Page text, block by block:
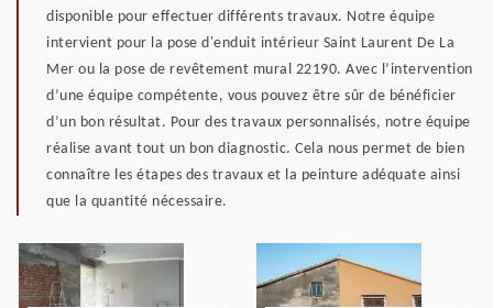
disponible pour effectuer différents travaux. Notre équipe
intervient pour la pose d'enduit intérieur Saint Laurent De La
Mer ou la pose de revêtement mural 22190. Avec l’intervention
d’une équipe compétente, vous pouvez être sûr de bénéficier
d’un bon résultat. Pour des travaux personnalisés, notre équipe
réalise avant tout un bon diagnostic. Cela nous permet de bien
connaître les étapes des travaux et la peinture adéquate ainsi
que la quantité nécessaire.